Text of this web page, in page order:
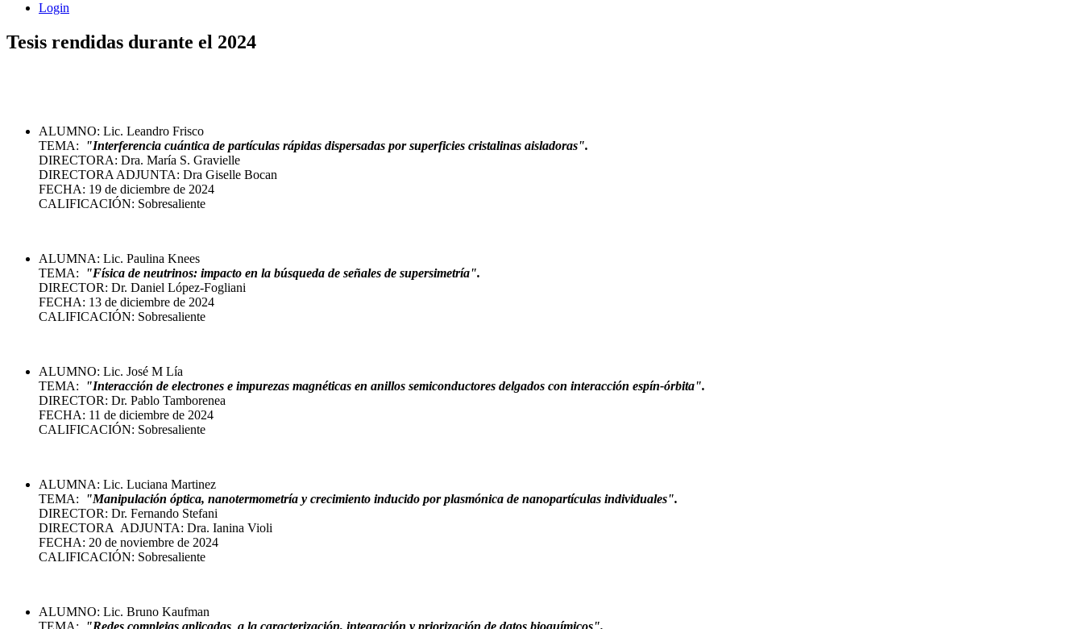
Login
Tesis rendidas durante el 2024
ALUMNO: Lic. Leandro Frisco
TEMA:
"Interferencia cuántica de partículas rápidas dispersadas por superficies cristalinas aisladoras".
DIRECTORA: Dra. María S. Gravielle
DIRECTORA ADJUNTA: Dra Giselle Bocan
FECHA: 19 de diciembre de 2024
CALIFICACIÓN: Sobresaliente
ALUMNA: Lic. Paulina Knees
TEMA:
"Física de neutrinos: impacto en la búsqueda de señales de supersimetría".
DIRECTOR: Dr. Daniel López-Fogliani
FECHA: 13 de diciembre de 2024
CALIFICACIÓN: Sobresaliente
ALUMNO: Lic. José M Lía
TEMA:
"Interacción de electrones e impurezas magnéticas en anillos semiconductores delgados con interacción espín-órbita".
DIRECTOR: Dr. Pablo Tamborenea
FECHA: 11 de diciembre de 2024
CALIFICACIÓN: Sobresaliente
ALUMNA: Lic. Luciana Martinez
TEMA:
"Manipulación óptica, nanotermometría y crecimiento inducido por plasmónica de nanopartículas individuales".
DIRECTOR: Dr. Fernando Stefani
DIRECTORA ADJUNTA: Dra. Ianina Violi
FECHA: 20 de noviembre de 2024
CALIFICACIÓN: Sobresaliente
ALUMNO: Lic. Bruno Kaufman
TEMA:
"Redes complejas aplicadas a la caracterización, integración y priorización de datos bioquímicos".